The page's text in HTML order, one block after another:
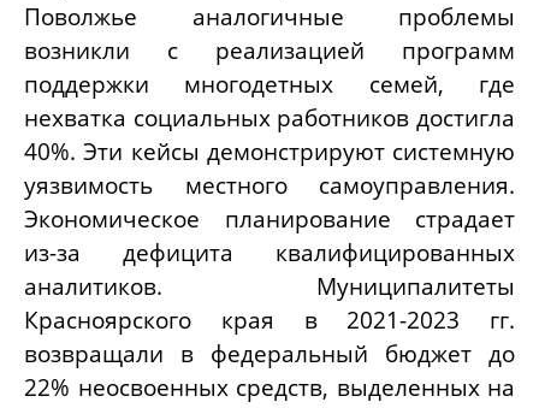
Поволжье аналогичные проблемы
возникли с реализацией программ
поддержки многодетных семей, где
нехватка социальных работников достигла
40%. Эти кейсы демонстрируют системную
уязвимость местного самоуправления.
Экономическое планирование страдает
из-за дефицита квалифицированных
аналитиков. Муниципалитеты
Красноярского края в 2021-2023 гг.
возвращали в федеральный бюджет до
22% неосвоенных средств, выделенных на